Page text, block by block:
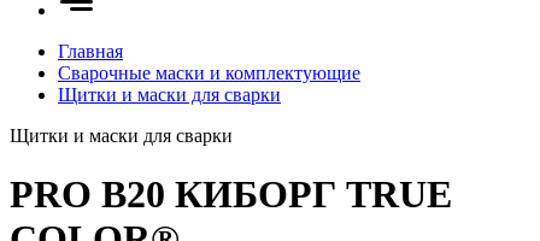
Главная
Сварочные маски и комплектующие
Щитки и маски для сварки
Щитки и маски для сварки
PRO B20 КИБОРГ TRUE